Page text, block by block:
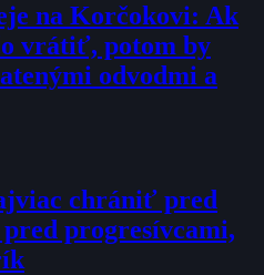
na Korčokovi: Ak
vrátiť, potom by
odvodmi a
chrániť pred
progresívcami,